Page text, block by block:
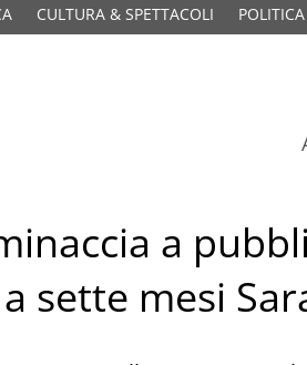
CULTURA & SPETTACOLI
a
sette mesi